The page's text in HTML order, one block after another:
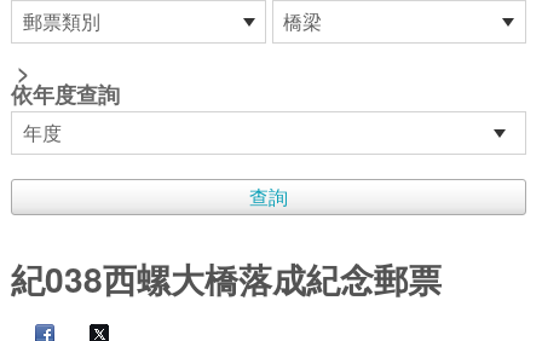
>
依年度查詢
紀038西螺大橋落成紀念郵票